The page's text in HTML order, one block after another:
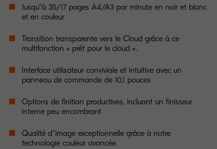
Jusqu''à 35/17 pages A4/A3 par minute en noir et blanc
et en couleur
Transition transparente vers le Cloud grâce à ce
multifonction « prêt pour le cloud ».
Interface utilisateur conviviale et intuitive avec un
panneau de commande de 10,1 pouces
Options de finition productives, incluant un finisseur
interne peu encombrant
Qualité d''image exceptionnelle grâce à notre
technologie couleur avancée